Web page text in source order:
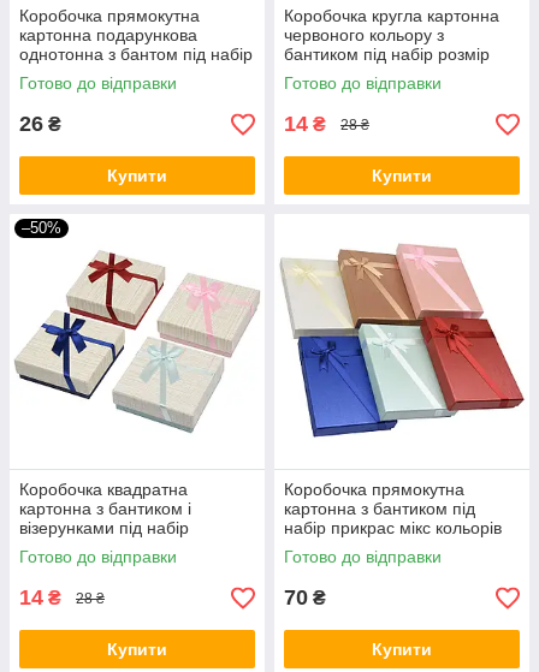
Коробочка прямокутна
картонна подарункова
однотонна з бантом під набір
розмір 7/9/3 см 12 шт. в
упаковці
Готово до відправки
26 ₴
Купити
Коробочка кругла картонна
червоного кольору з
бантиком під набір розмір
8.3/8.3/3.5 см 12 штук в
пакованні
Готово до відправки
14 ₴ 28 ₴
Купити
–50%
Коробочка квадратна
картонна з бантиком і
візерунками під набір
прикрас розмір 9/9/3 см 12
шт. мікс кольорів
Готово до відправки
14 ₴ 28 ₴
Купити
Коробочка прямокутна
картонна з бантиком під
набір прикрас мікс кольорів
розмір 16/12/3 см упаковка
12 шт.
Готово до відправки
70 ₴
Купити